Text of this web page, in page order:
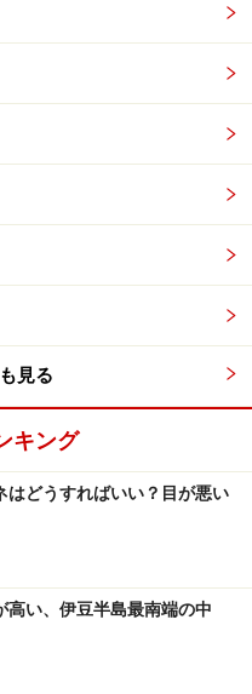
見る
キング
はどうすればいい？目が悪い
高い、伊豆半島最南端の中